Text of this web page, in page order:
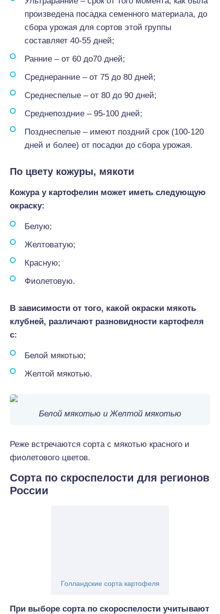
произведена посадка семенного материала, до
сбора урожая для сортов этой группы
составляет 40-55 дней;
Ранние – от 60 до70 дней;
Среднеранние – от 75 до 80 дней;
Среднеспелые – от 80 до 90 дней;
Среднепоздние – 95-100 дней;
Позднеспелые – имеют поздний срок (100-120
дней и более) от посадки до сбора урожая.
По цвету кожуры, мякоти
Кожура у картофелин может иметь следующую
окраску:
Белую;
Желтоватую;
Красную;
Фиолетовую.
В зависимости от того, какой окраски мякоть
клубней, различают разновидности картофеля
с:
Белой мякотью;
Желтой мякотью.
Белой мякотью и Желтой мякотью
Реже встречаются сорта с мякотью красного и
фиолетового цветов.
Сорта по скроспелости для регионов
России
Голландские сорта картофеля
При выборе сорта по скороспелости учитывают